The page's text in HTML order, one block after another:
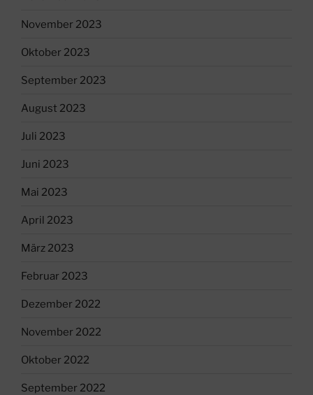
November 2023
Oktober 2023
September 2023
August 2023
Juli 2023
Juni 2023
Mai 2023
April 2023
März 2023
Februar 2023
Dezember 2022
November 2022
Oktober 2022
September 2022